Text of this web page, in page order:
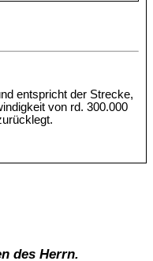
entspricht der Strecke,
von rd. 300.000
des Herrn.